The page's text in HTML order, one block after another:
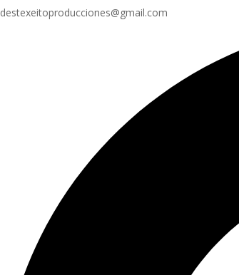
destexeitoproducciones@gmail.com